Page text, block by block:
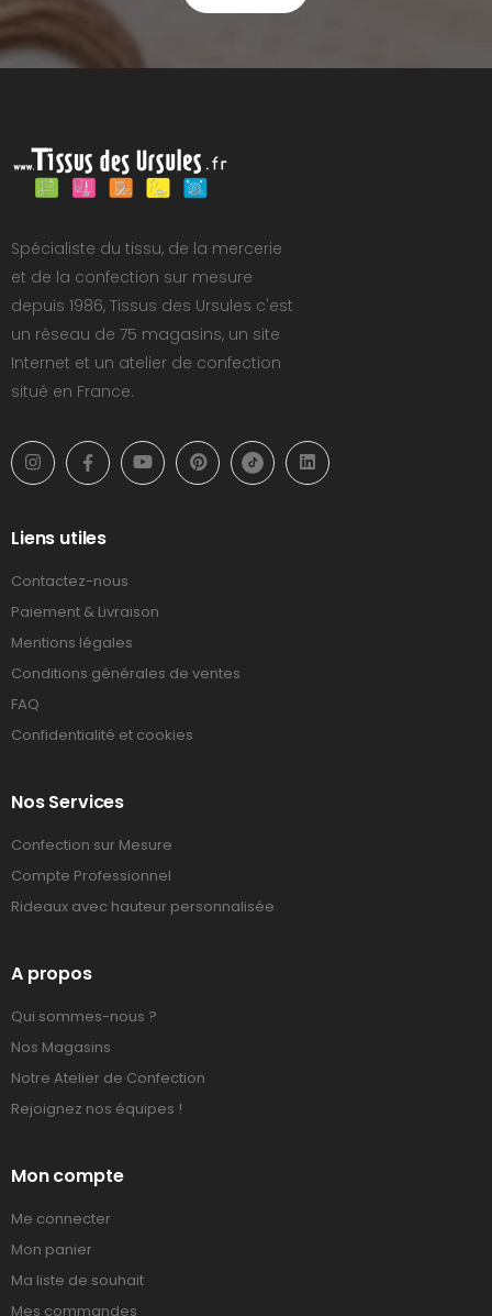
Spécialiste du tissu, de la mercerie
et de la confection sur mesure
depuis 1986, Tissus des Ursules c'est
un réseau de 75 magasins, un site
Internet et un atelier de confection
situé en France.
Liens utiles
Contactez-nous
Paiement & Livraison
Mentions légales
Conditions générales de ventes
FAQ
Confidentialité et cookies
Nos Services
Confection sur Mesure
Compte Professionnel
Rideaux avec hauteur personnalisée
A propos
Qui sommes-nous ?
Nos Magasins
Notre Atelier de Confection
Rejoignez nos équipes !
Mon compte
Me connecter
Mon panier
Ma liste de souhait
Mes commandes